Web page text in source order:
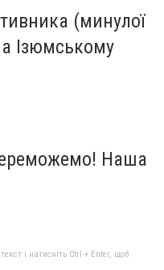
(минулої
Ізюмському
Наша
і натисніть Ctrl + Enter, щоб